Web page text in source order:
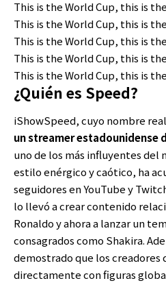
This is the World Cup, this is
This is the World Cup, this is
This is the World Cup, this is
This is the World Cup, this is
This is the World Cup, this is
¿Quién es Speed?
iShowSpeed, cuyo nombre
un streamer estadounidense
uno de los más influyentes del
estilo enérgico y caótico, ha
seguidores en YouTube y
lo llevó a crear contenido
Ronaldo y ahora a lanzar un
consagrados como Shakira.
demostrado que los
directamente con figuras